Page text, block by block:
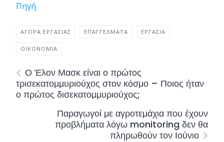
Πηγή
ΑΓΟΡΆ ΕΡΓΑΣΊΑΣ ΕΠΑΓΓΈΛΜΑΤΑ ΕΡΓΑΣΊΑ
ΟΙΚΟΝΟΜΊΑ
Ο Έλον Μασκ είναι ο πρώτος
τρισεκατομμυριούχος στον κόσμο – Ποιος ήταν
ο πρώτος δισεκατομμυριούχος;
Παραγωγοί με αγροτεμάχια που έχουν
προβλήματα λόγω monitoring δεν θα
πληρωθούν τον Ιούνιο